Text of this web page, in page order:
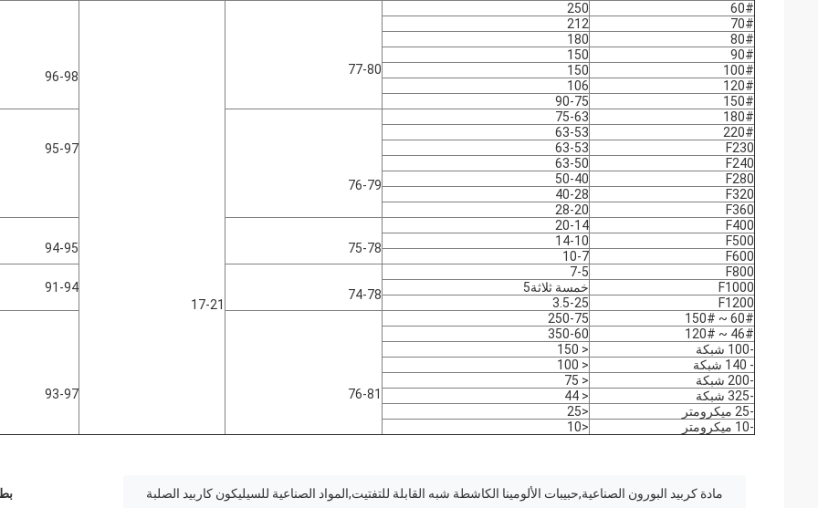
60#
250
77-80
17-21
96-98
70#
212
80#
180
90#
150
100#
150
120#
106
150#
90-75
180#
75-63
76-79
95-97
220#
63-53
F230
63-53
F240
63-50
F280
50-40
F320
40-28
F360
28-20
F400
20-14
75-78
94-95 F500
14-10
F600
10-7
F800
7-5
74-78
91-94 F1000
خمسة ثلاثة5
F1200
3.5-25
60# ~ 150#
250-75
76-81
93-97
46# ~ 120#
350-60
-100 شبكة
< 150
- 140 شبكة
< 100
-200 شبكة
< 75
-325 شبكة
< 44
-25 ميكرومتر
<25
-10 ميكرومتر
<10
مادة كربيد البورون الصناعية,حبيبات الألومينا الكاشطة شبه القابلة للتفتيت,المواد الصناعية للسيليكون كاربيد الصلبة